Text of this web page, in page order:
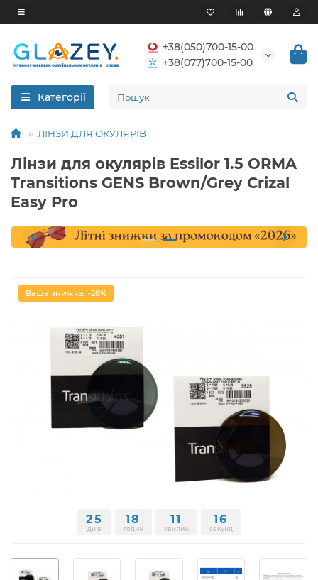
+38(050)700-15-00
+38(077)700-15-00
Категорії
ЛІНЗИ ДЛЯ ОКУЛЯРІВ
Лінзи для окулярів Essilor 1.5 ORMA
Transitions GENS Brown/Grey Crizal
Easy Pro
Ваша знижка: -28%
25
днів
18
годин
11
хвилин
15
секунд